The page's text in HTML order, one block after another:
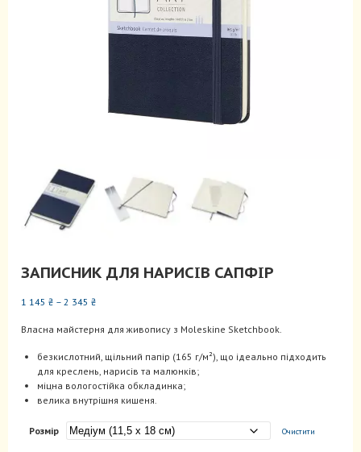
ЗАПИСНИК ДЛЯ НАРИСІВ САПФІР
1 145 ₴ – 2 345 ₴
від
145 ₴
до
2
345 ₴
Власна майстерня для живопису з Moleskine Sketchbook.
безкислотний, щільний папір (165 г/м²), що ідеально підходить
для креслень, нарисів та малюнків;
міцна вологостійка обкладинка;
велика внутрішня кишеня.
Розмір Очистити